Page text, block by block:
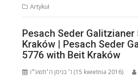
Artykuł
Pesach Seder Galitzianer
Kraków | Pesach Seder
5776 with Beit Kraków
ז׳ בניסן ה׳תשע״ו (15 kwietnia 2016)